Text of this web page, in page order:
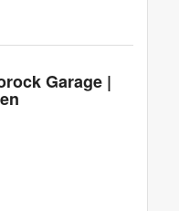
Garage |